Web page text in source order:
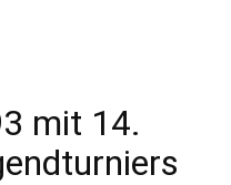
mit 14.